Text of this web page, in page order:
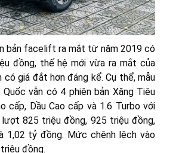
bản facelift ra mắt từ năm 2019 có
đồng, thế hệ mới vừa ra mắt của
có giá đắt hơn đáng kể. Cụ thể, mẫu
Quốc vẫn có 4 phiên bản Xăng Tiêu
cấp, Dầu Cao cấp và 1.6 Turbo với
825 triệu đồng, 925 triệu đồng,
1,02 tỷ đồng. Mức chênh lệch vào
đồng.